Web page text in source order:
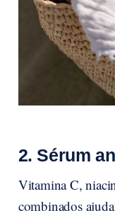
2. Sérum
Vitamina C,
combinados